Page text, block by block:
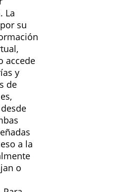
La
su
accede
y
de
a la
o